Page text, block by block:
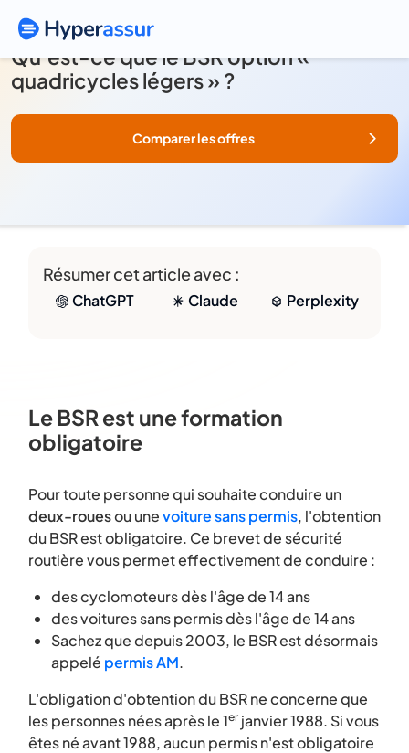
Qu’est-ce que le BSR option «
quadricycles légers » ?
Comparer les offres
Résumer cet article avec :
ChatGPT Claude Perplexity
Le BSR est une formation
obligatoire
Pour toute personne qui souhaite conduire un
deux-rouesou unevoiture sans permis, l'obtention
du BSR est obligatoire. Ce brevet de sécurité
routière vous permet effectivement de conduire :
des cyclomoteurs dès l'âge de 14 ans
des voitures sans permis dès l'âge de 14 ans
Sachez que depuis 2003, le BSR est désormais
appelé permis AM.
L'obligation d'obtention du BSR ne concerne que
les personnes nées après le 1er janvier 1988. Si vous
êtes né avant 1988, aucun permis n'est obligatoire